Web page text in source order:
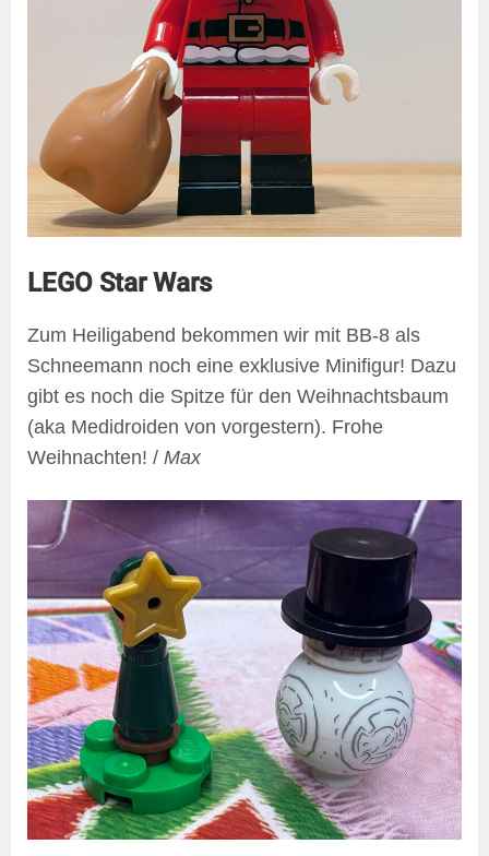
LEGO Star Wars
Zum Heiligabend bekommen wir mit BB-8 als
Schneemann noch eine exklusive Minifigur! Dazu
gibt es noch die Spitze für den Weihnachtsbaum
(aka Medidroiden von vorgestern). Frohe
Weihnachten! / Max